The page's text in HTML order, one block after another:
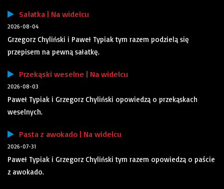
Sałatka | Na widelcu
2026-08-04
Grzegorz Chyliński i Paweł Typiak tym razem podzielą się
przepisem na pewną sałatkę.
Przekąski weselne | Na widelcu
2026-08-03
Paweł Typiak i Grzegorz Chyliński opowiedzą o przekąskach
weselnych.
Pasta z awokado | Na widelcu
2026-07-31
Paweł Typiak i Grzegorz Chyliński tym razem opowiedzą o paście
z awokado.